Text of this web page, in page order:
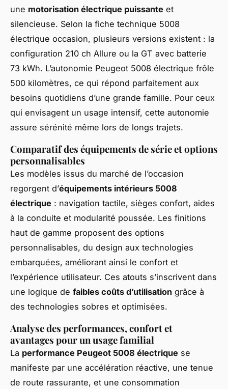
une motorisation électrique puissante et
silencieuse. Selon la fiche technique 5008
électrique occasion, plusieurs versions existent : la
configuration 210 ch Allure ou la GT avec batterie
73 kWh. L’autonomie Peugeot 5008 électrique frôle
500 kilomètres, ce qui répond parfaitement aux
besoins quotidiens d’une grande famille. Pour ceux
qui envisagent un usage intensif, cette autonomie
assure sérénité même lors de longs trajets.
Comparatif des équipements de série et options
personnalisables
Les modèles issus du marché de l’occasion
regorgent d’équipements intérieurs 5008
électrique : navigation tactile, sièges confort, aides
à la conduite et modularité poussée. Les finitions
haut de gamme proposent des options
personnalisables, du design aux technologies
embarquées, améliorant ainsi le confort et
l’expérience utilisateur. Ces atouts s’inscrivent dans
une logique de faibles coûts d’utilisation grâce à
des technologies sobres et optimisées.
Analyse des performances, confort et
avantages pour un usage familial
La performance Peugeot 5008 électrique se
manifeste par une accélération réactive, une tenue
de route rassurante, et une consommation